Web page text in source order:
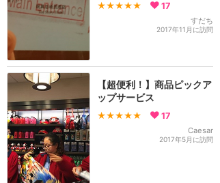
★★★★★ 17
すだち
2017年11月に訪問
【超便利！】商品ピックア
ップサービス
★★★★★ 17
Caesar
2017年5月に訪問